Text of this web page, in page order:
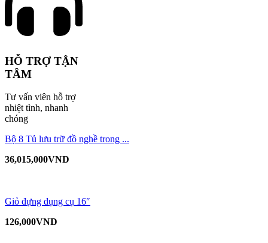
HỖ TRỢ TẬN
TÂM
Tư vấn viên hỗ trợ
nhiệt tình, nhanh
chóng
Bộ 8 Tủ lưu trữ đồ nghề trong ...
36,015,000VND
Giỏ đựng dụng cụ 16″
126,000VND